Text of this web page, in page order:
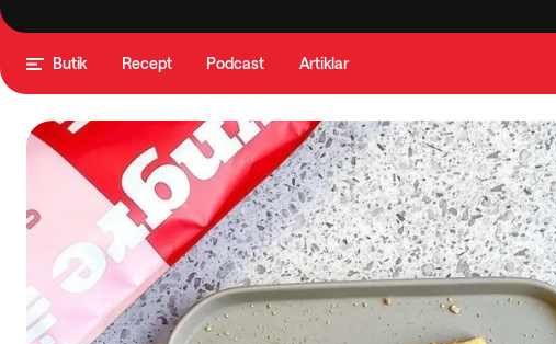
Butik Recept Podcast Artiklar